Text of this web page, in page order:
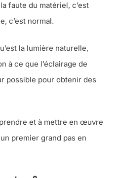
faute du matériel, c’est
c’est normal.
la lumière naturelle,
à ce que l’éclairage de
possible pour obtenir des
et à mettre en œuvre
premier grand pas en